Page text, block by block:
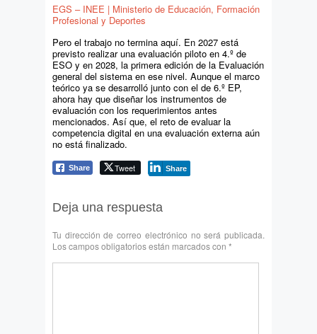
EGS – INEE | Ministerio de Educación, Formación
Profesional y Deportes
Pero el trabajo no termina aquí. En 2027 está
previsto realizar una evaluación piloto en 4.º de
ESO y en 2028, la primera edición de la Evaluación
general del sistema en ese nivel. Aunque el marco
teórico ya se desarrolló junto con el de 6.º EP,
ahora hay que diseñar los instrumentos de
evaluación con los requerimientos antes
mencionados. Así que, el reto de evaluar la
competencia digital en una evaluación externa aún
no está finalizado.
Share Tweet Share
Deja una respuesta
Tu dirección de correo electrónico no será publicada.
Los campos obligatorios están marcados con *